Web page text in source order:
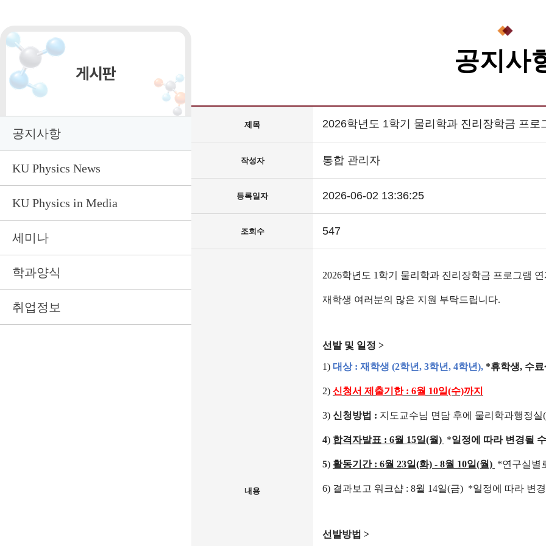
게시판
공지사항
KU Physics News
KU Physics in Media
세미나
학과양식
취업정보
공지사
제목 2026학년도 1학기 물리학과 진리장학금 프
작성자 통합 관리자
등록일자 2026-06-02 13:36:25
조회수 547
내용
2026학년도 1학기 물리학과 진리장학금 프로그램
재학생 여러분의 많은 지원 부탁드립니다.
선발 및 일정 >
1) 대상 : 재학생 (2학년, 3학년, 4학년), *휴학생, 수
2) 신청서 제출기한 : 6월 10일(수)까지
3) 신청방법 : 지도교수님 면담 후에 물리학과행정
4) 합격자발표 : 6월 15일(월) *일정에 따라 변경될
5) 활동기간 : 6월 23일(화) - 8월 10일(월) *연구실별
6) 결과보고 워크샵 : 8월 14일(금) *일정에 따라 변
선발방법 >